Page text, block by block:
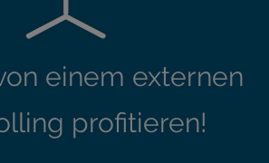
einem externen
profitieren!